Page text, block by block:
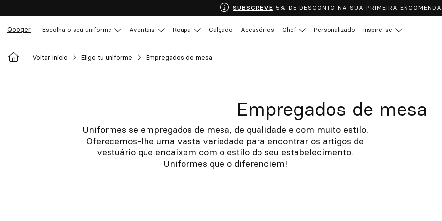
SUBSCREVE 5% DE DESCONTO NA SUA PRIMEIRA ENCOMENDA
Qooqer Escolha o seu uniforme Aventais Roupa Calçado Acessórios Chef Personalizado Inspire-se
Voltar Início Elige tu uniforme Empregados de mesa
Empregados de mesa
Uniformes se empregados de mesa, de qualidade e com muito estilo.
Oferecemos-lhe uma vasta variedade para encontrar os artigos de
vestuário que encaixem com o estilo do seu estabelecimento.
Uniformes que o diferenciem!